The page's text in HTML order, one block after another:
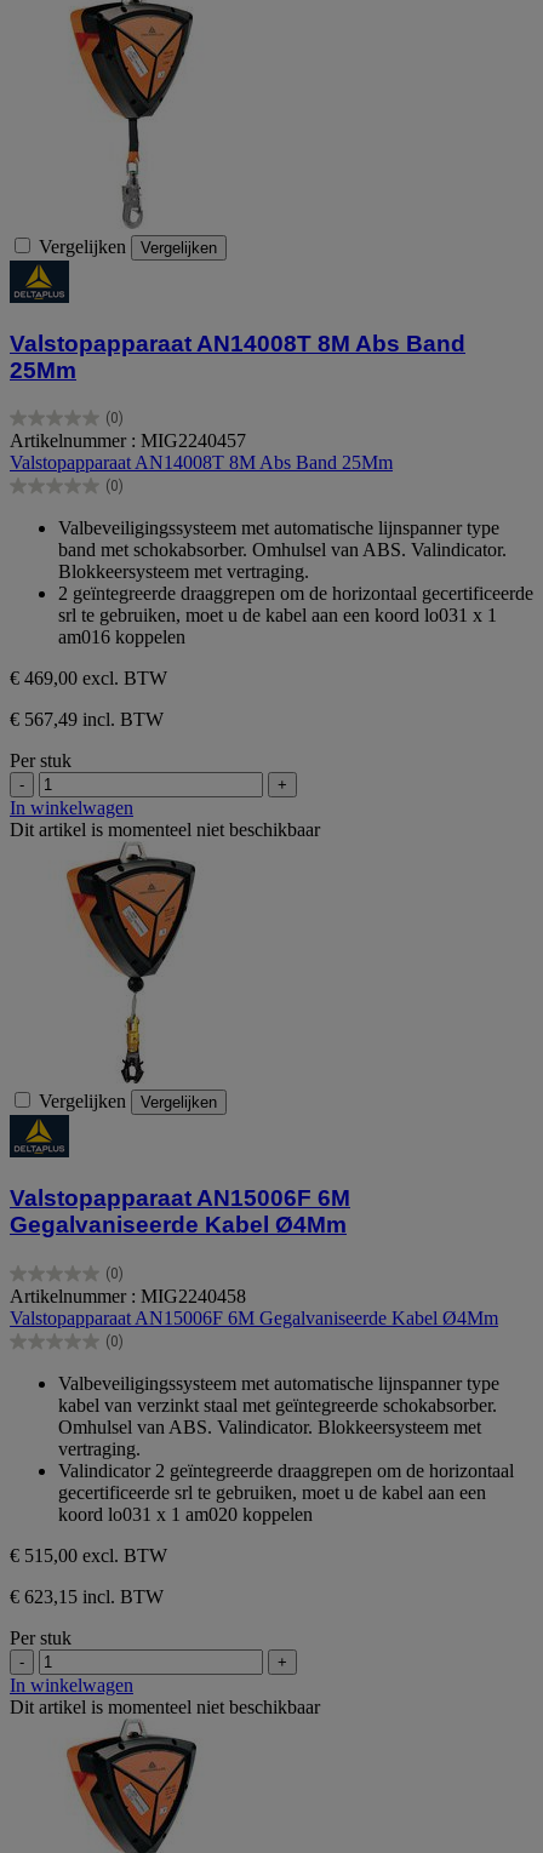
Vergelijken Vergelijken
Valstopapparaat AN14008T 8M Abs Band
25Mm
(0)
0.0
van
de
5
Artikelnummer : MIG2240457
Valstopapparaat AN14008T 8M Abs Band 25Mm
(0)
0.0
sterren.
Valbeveiligingssysteem met automatische lijnspanner type
band met schokabsorber. Omhulsel van ABS. Valindicator.
Blokkeersysteem met vertraging.
2 geïntegreerde draaggrepen om de horizontaal gecertificeerde
srl te gebruiken, moet u de kabel aan een koord lo031 x 1
am016 koppelen
€ 469,00 excl. BTW
€ 567,49 incl. BTW
Per stuk
- +
In winkelwagen
Dit artikel is momenteel niet beschikbaar
Vergelijken Vergelijken
Valstopapparaat AN15006F 6M
Gegalvaniseerde Kabel Ø4Mm
(0)
0.0
van
de
5
Artikelnummer : MIG2240458
Valstopapparaat AN15006F 6M Gegalvaniseerde Kabel Ø4Mm
(0)
0.0
sterren.
Valbeveiligingssysteem met automatische lijnspanner type
kabel van verzinkt staal met geïntegreerde schokabsorber.
Omhulsel van ABS. Valindicator. Blokkeersysteem met
vertraging.
Valindicator 2 geïntegreerde draaggrepen om de horizontaal
gecertificeerde srl te gebruiken, moet u de kabel aan een
koord lo031 x 1 am020 koppelen
€ 515,00 excl. BTW
€ 623,15 incl. BTW
Per stuk
- +
In winkelwagen
Dit artikel is momenteel niet beschikbaar